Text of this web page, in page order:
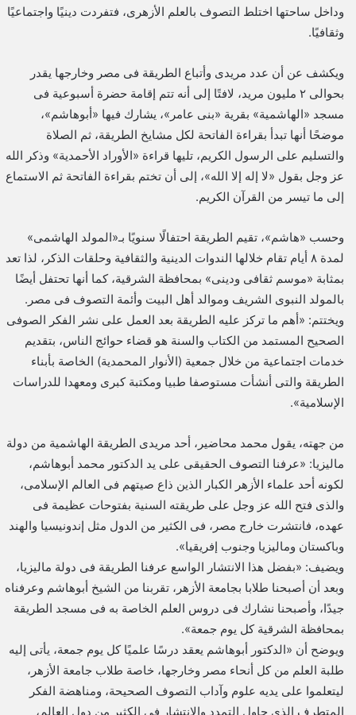
وداخل ساحتها اختلط التصوف بالعلم الأزهرى، فتفردت دينيًا واجتماعيًا
وثقافيًا.
ويكشف عن أن عدد مريدى وأتباع الطريقة فى مصر وخارجها يقدر
بحوالى ٢ مليون مريد، لافتًا إلى أنه تتم إقامة حضرة أسبوعية فى
مسجد «الهاشمية» بقرية «بنى عامر»، يشارك فيها «أبوهاشم»،
موضحًا أنها تبدأ بقراءة الفاتحة لكل مشايخ الطريقة، ثم الصلاة
والتسليم على الرسول الكريم، تليها قراءة «الأوراد الأحمدية» وذكر الله
عز وجل بقول «لا إله إلا الله»، إلى أن تختم بقراءة الفاتحة ثم الاستماع
إلى ما تيسر من القرآن الكريم.
وحسب «هاشم»، تقيم الطريقة احتفالًا سنويًا بـ«المولد الهاشمى»
لمدة ٨ أيام تقام خلالها الندوات الدينية والثقافية وحلقات الذكر، لذا تعد
بمثابة «موسم ثقافى ودينى» بمحافظة الشرقية، كما أنها تحتفل أيضًا
بالمولد النبوى الشريف وموالد أهل البيت وأئمة التصوف فى مصر.
ويختتم: «أهم ما تركز عليه الطريقة بعد العمل على نشر الفكر الصوفى
الصحيح المستمد من الكتاب والسنة هو قضاء حوائج الناس، بتقديم
خدمات اجتماعية من خلال جمعية (الأنوار المحمدية) الخاصة بأبناء
الطريقة والتى أنشأت مستوصفا طبيا ومكتبة كبرى ومعهدا للدراسات
الإسلامية».
من جهته، يقول محمد محاضير، أحد مريدى الطريقة الهاشمية من دولة
ماليزيا: «عرفنا التصوف الحقيقى على يد الدكتور محمد أبوهاشم،
لكونه أحد علماء الأزهر الكبار الذين ذاع صيتهم فى العالم الإسلامى،
والذى فتح الله عز وجل على طريقته السنية بفتوحات عظيمة فى
عهده، فانتشرت خارج مصر، فى الكثير من الدول مثل إندونيسيا والهند
وباكستان وماليزيا وجنوب إفريقيا».
ويضيف: «بفضل هذا الانتشار الواسع عرفنا الطريقة فى دولة ماليزيا،
وبعد أن أصبحنا طلابا بجامعة الأزهر، تقربنا من الشيخ أبوهاشم وعرفناه
جيدًا، وأصبحنا نشارك فى دروس العلم الخاصة به فى مسجد الطريقة
بمحافظة الشرقية كل يوم جمعة».
ويوضح أن «الدكتور أبوهاشم يعقد درسًا علميًا كل يوم جمعة، يأتى إليه
طلبة العلم من كل أنحاء مصر وخارجها، خاصة طلاب جامعة الأزهر،
ليتعلموا على يديه علوم وآداب التصوف الصحيحة، ومناهضة الفكر
المتطرف الذى حاول التمدد والانتشار فى الكثير من دول العالم،